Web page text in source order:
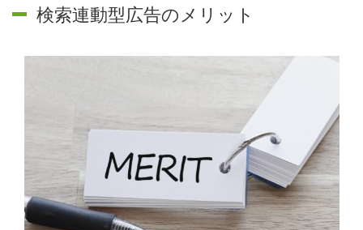
検索連動型広告のメリット